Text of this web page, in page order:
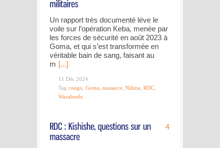
Un rapport très documenté lève le
voile sur l’opération Keba, menée par
les forces de sécurité en août 2023 à
Goma, et qui s’est transformée en
véritable bain de sang, faisant au
m [...]
11 Déc 2024
Tag congo Goma massacre Ndima RDC
Wazalendo
4